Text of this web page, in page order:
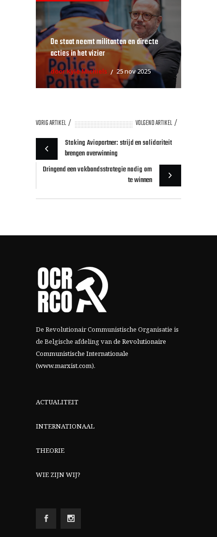
De staat neemt militanten en directe
acties in het vizier
door Kyle Michiels 25 nov 2025
VORIG ARTIKEL
VOLGEND ARTIKEL
Staking Aviapartner: strijd en solidariteit
brengen overwinning
Dringend een vakbondsstrategie nodig om
te winnen
De Revolutionair Communistische Organisatie is
de Belgische afdeling vande Revolutionaire
Communistische Internationale
(www.marxist.com).
ACTUALITEIT
INTERNATIONAAL
THEORIE
WIE ZIJN WIJ?